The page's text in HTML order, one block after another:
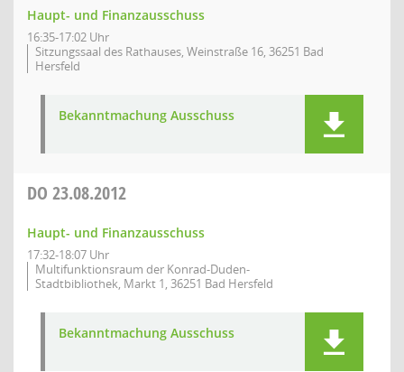
Haupt- und Finanzausschuss
16:35-17:02 Uhr
Sitzungssaal des Rathauses, Weinstraße 16, 36251 Bad
Hersfeld
Bekanntmachung Ausschuss
DO 23.08.2012
Haupt- und Finanzausschuss
17:32-18:07 Uhr
Multifunktionsraum der Konrad-Duden-
Stadtbibliothek, Markt 1, 36251 Bad Hersfeld
Bekanntmachung Ausschuss